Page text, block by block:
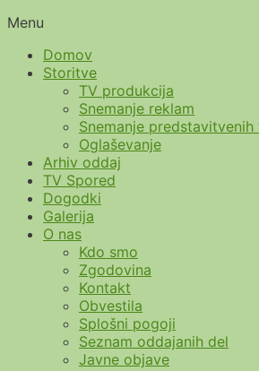
Menu
Domov
Storitve
TV produkcija
Snemanje reklam
Snemanje
Oglaševanje
Arhiv oddaj
TV Spored
Dogodki
Galerija
O nas
Kdo smo
Zgodovina
Kontakt
Obvestila
Splošni pogoji
Seznam oddajanih del
Javne objave